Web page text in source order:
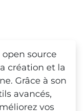
source
création et la
Grâce à son
avancés,
vos